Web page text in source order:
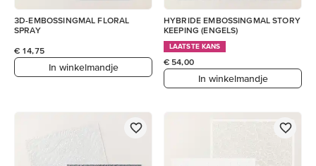
3D-EMBOSSINGMAL FLORAL
SPRAY
€ 14,75
In winkelmandje
HYBRIDE EMBOSSINGMAL STORY
KEEPING (ENGELS)
LAATSTE KANS
€ 54,00
In winkelmandje